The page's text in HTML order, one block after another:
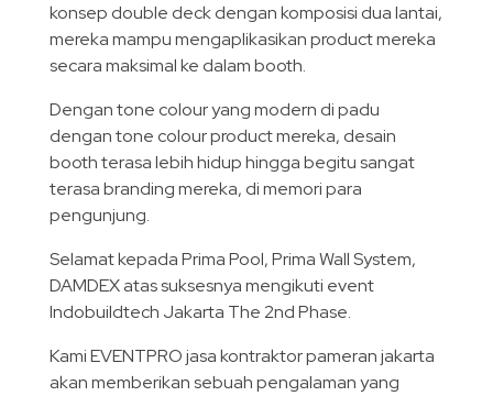
konsep double deck dengan komposisi dua lantai,
mereka mampu mengaplikasikan product mereka
secara maksimal ke dalam booth.
Dengan tone colour yang modern di padu
dengan tone colour product mereka, desain
booth terasa lebih hidup hingga begitu sangat
terasa branding mereka, di memori para
pengunjung.
Selamat kepada Prima Pool, Prima Wall System,
DAMDEX atas suksesnya mengikuti event
Indobuildtech Jakarta The 2nd Phase.
Kami EVENTPRO jasa kontraktor pameran jakarta
akan memberikan sebuah pengalaman yang